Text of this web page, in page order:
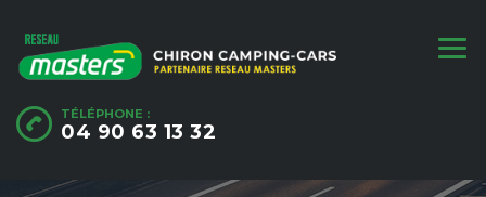
TÉLÉPHONE :
04 90 63 13 32